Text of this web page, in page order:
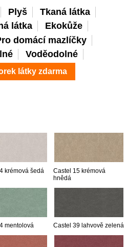
Plyš
Tkaná látka
látka
Ekokůže
domácí mazlíčky
Voděodolné
látky zdarma
krémová šedá
Castel 15 krémová
hnědá
mentolová Castel 39 lahvově zelená